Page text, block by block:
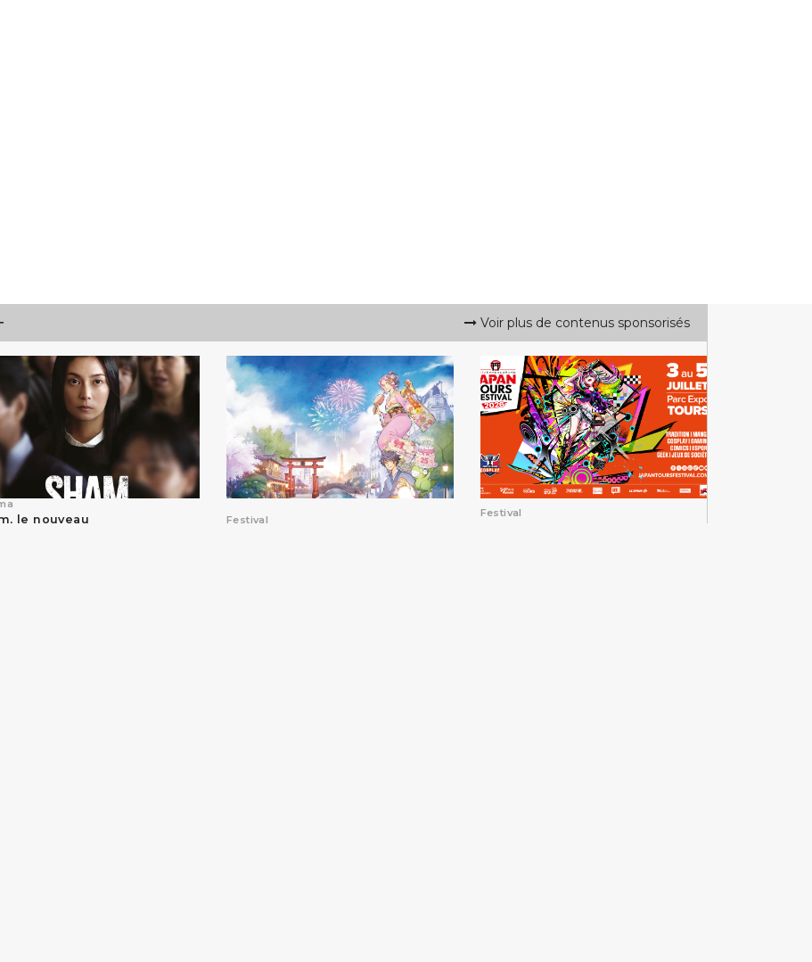
Voir plus de contenus sponsorisés
le nouveau
Festival
Festival